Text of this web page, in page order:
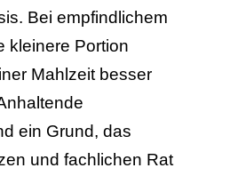
Bei empfindlichem
kleinere Portion
Mahlzeit besser
ein Grund, das
und fachlichen Rat